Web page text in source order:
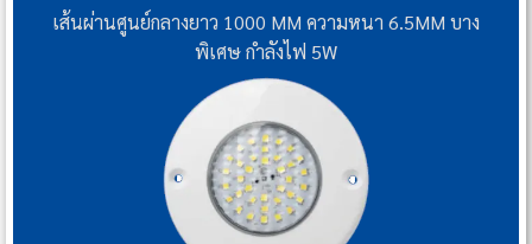
เส้นผ่านศูนย์กลางยาว 1000 MM ความหนา 6.5MM บาง
พิเศษ กำลังไฟ 5W